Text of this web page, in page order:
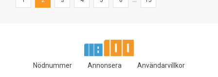
Nödnummer Annonsera Användarvillkor